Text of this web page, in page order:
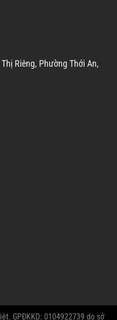
Riêng, Phường Thới An,
GPĐKKD: 0104922739 do sở